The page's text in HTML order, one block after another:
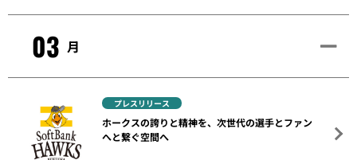
03 月
プレスリリース
ホークスの誇りと精神を、次世代の選手とファン
へと繋ぐ空間へ